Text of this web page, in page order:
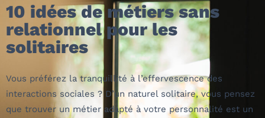
10 idées de métiers sans
relationnel pour les
solitaires
Vous préférez la tranquillité à l’effervescence des
interactions sociales ? D’un naturel solitaire, vous pensez
que trouver un métier adapté à votre personnalité est un